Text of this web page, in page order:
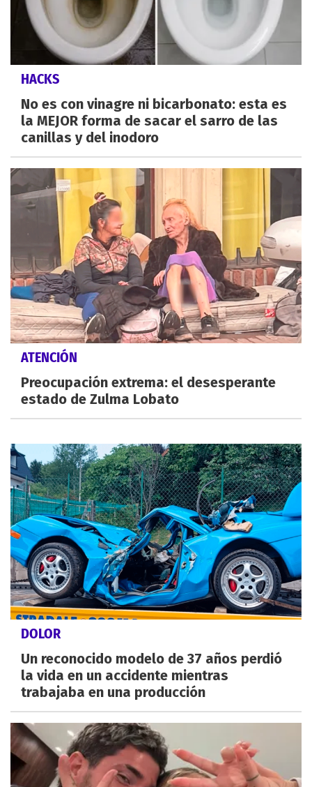
HACKS
No es con vinagre ni bicarbonato: esta es
la MEJOR forma de sacar el sarro de las
canillas y del inodoro
ATENCIÓN
Preocupación extrema: el desesperante
estado de Zulma Lobato
DOLOR
Un reconocido modelo de 37 años perdió
la vida en un accidente mientras
trabajaba en una producción